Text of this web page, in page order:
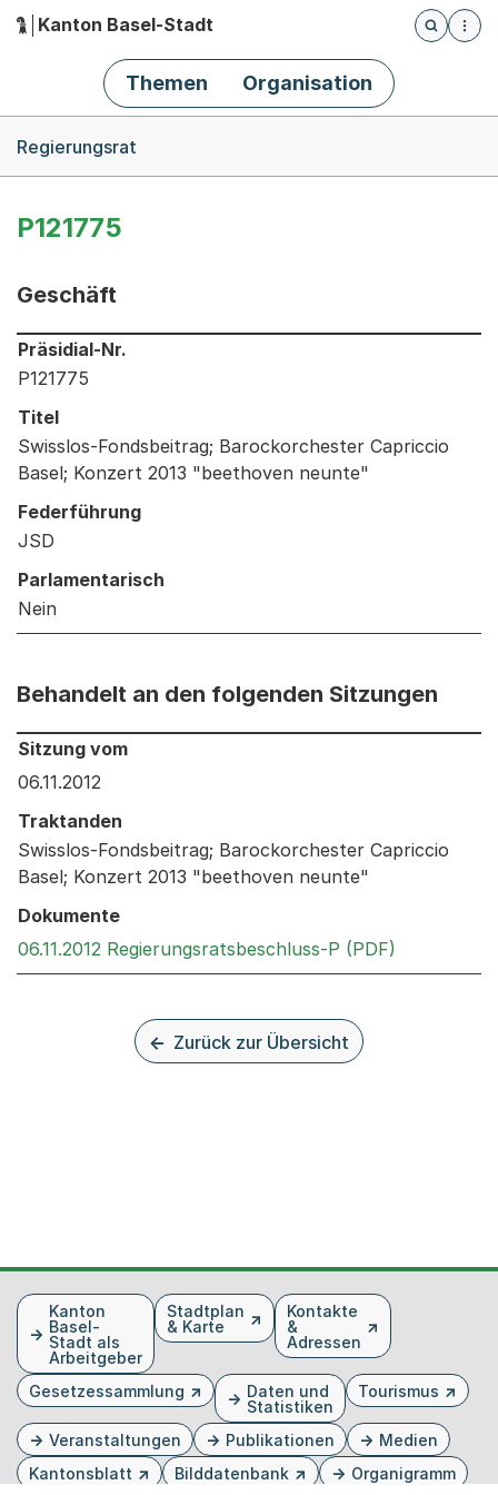
Hauptnavigation
Kanton Basel-Stadt
Öffnet
Themen Organisation
Regierungsrat
P121775
Geschäft
Informationen zum Ausgewählten Geschäft
Präsidial-Nr.
P121775
Titel
Swisslos-Fondsbeitrag; Barockorchester Capriccio
Basel; Konzert 2013 "beethoven neunte"
Federführung
JSD
Parlamentarisch
Nein
Behandelt an den folgenden Sitzungen
Behandelt an den folgenden Sitzungen: Informationen
Sitzung vom
06.11.2012
Traktanden
Swisslos-Fondsbeitrag; Barockorchester Capriccio
Basel; Konzert 2013 "beethoven neunte"
Dokumente
06.11.2012 Regierungsratsbeschluss-P (PDF)
Zurück zur Übersicht
FusszeileKanton
Basel-
Stadt als
Arbeitgeber
Stadtplan
& Karte
Kontakte
&
Adressen
Gesetzessammlung
Daten und
Statistiken
Tourismus
Veranstaltungen Publikationen
Medien
Kantonsblatt
Bilddatenbank Organigramm